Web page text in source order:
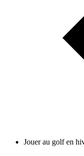
Jouer au golf en